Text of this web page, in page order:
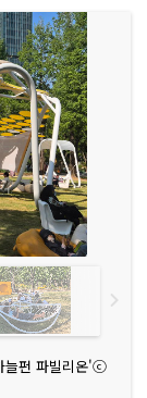
늘펀 파빌리온'ⓒ